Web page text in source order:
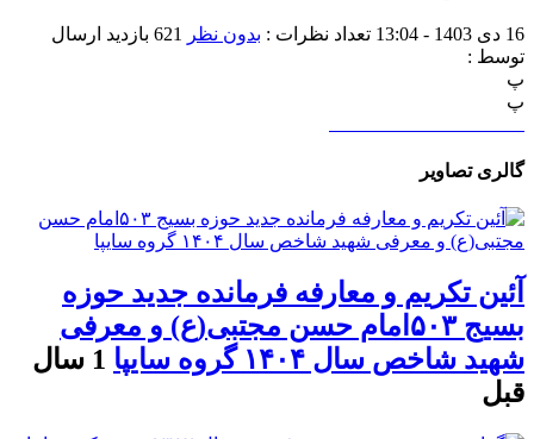
16 دی 1403 - 13:04 تعداد نظرات : بدون نظر
ارسال
توسط :
پ
پ
گالری تصاویر
آئین تکریم و معارفه فرمانده جدید حوزه
بسیج ۵۰۳امام حسن مجتبی(ع) و معرفی
شهید شاخص سال ۱۴۰۴ گروه سایپا
1 سال
قبل